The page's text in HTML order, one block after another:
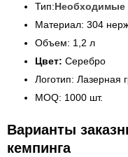
Тип:Необходимые
Материал: 304
Объем: 1,2 л
Цвет: Серебро
Логотип: Лазерная
MOQ: 1000 шт.
Варианты
кемпинга